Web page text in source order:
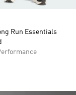
Run Essentials